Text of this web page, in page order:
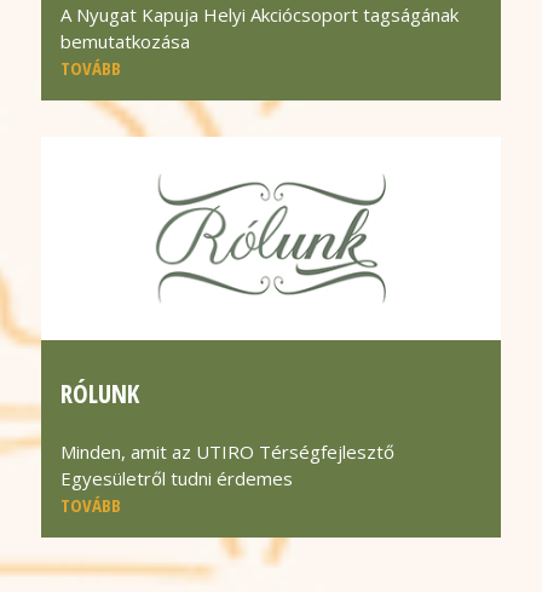
A Nyugat Kapuja Helyi Akciócsoport tagságának
bemutatkozása
TOVÁBB
RÓLUNK
Minden, amit az UTIRO Térségfejlesztő
Egyesületről tudni érdemes
TOVÁBB